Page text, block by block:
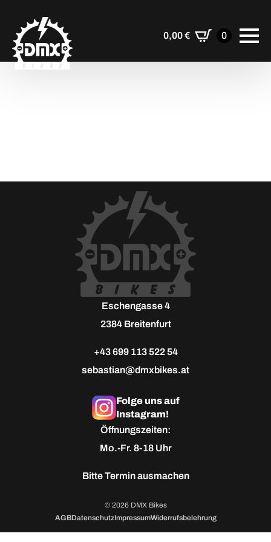
0,00€ 0
Eschengasse 4
2384 Breitenfurt
+43 699 113 522 54
sebastian@dmxbikes.at
Folge uns auf
Instagram!
Öffnungszeiten:
Mo.-Fr. 8-18 Uhr
BitteTermin ausmachen
© 2026 DMX Bikes
AGBDatenschutzImpressumWiderrufsbelehrung